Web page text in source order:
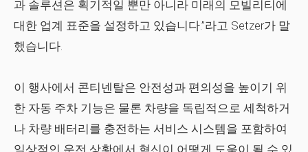
과 솔루션은 획기적일 뿐만 아니라 미래의 모빌리티에
대한 업계 표준을 설정하고 있습니다.”라고 Setzer가 말
했습니다.
이 행사에서 콘티넨탈은 안전성과 편의성을 높이기 위
한 자동 주차 기능은 물론 차량을 독립적으로 세척하거
나 차량 배터리를 충전하는 서비스 시스템을 포함하여
일상적인 운전 상황에서 혁신이 어떻게 도움이 될 수 있